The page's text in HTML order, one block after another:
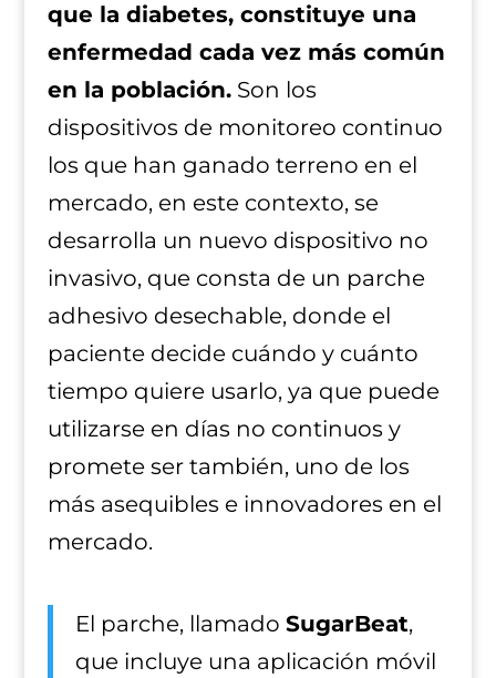
que la diabetes, constituye una
enfermedad cada vez más común
en la población.Son los
dispositivos de monitoreo continuo
los que han ganado terreno en el
mercado, en este contexto, se
desarrolla un nuevo dispositivo no
invasivo, que consta de un parche
adhesivo desechable, donde el
paciente decide cuándo y cuánto
tiempo quiere usarlo, ya que puede
utilizarse en días no continuos y
promete ser también, uno de los
más asequibles e innovadores en el
mercado.
El parche, llamado SugarBeat,
que incluye una aplicación móvil